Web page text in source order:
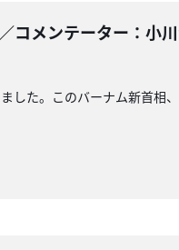
コメンテーター：小
した。このバーナム新首相